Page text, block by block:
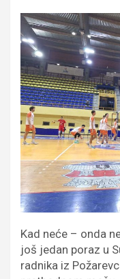
Kad neće – onda
još jedan poraz u
radnika iz